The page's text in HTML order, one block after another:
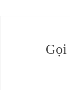
Gọi